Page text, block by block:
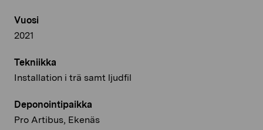
Vuosi
2021
Tekniikka
Installation i trä samt ljudfil
Deponointipaikka
Pro Artibus, Ekenäs